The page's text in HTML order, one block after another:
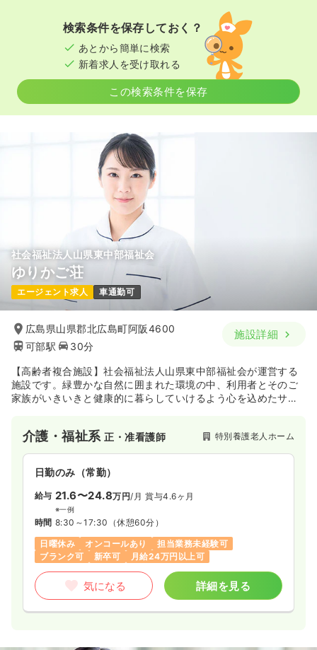
検索条件を保存しておく？
あとから簡単に検索
新着求人を受け取れる
この検索条件を保存
社会福祉法人山県東中部福祉会
ゆりかご荘
エージェント求人 車通勤可
広島県山県郡北広島町阿阪4600
可部駅
30分
施設詳細
【高齢者複合施設】社会福祉法人山県東中部福祉会が運営する
施設です。緑豊かな自然に囲まれた環境の中、利用者とそのご
家族がいきいきと健康的に暮らしていけるよう心を込めたサー
が併設されております。
介護・福祉系正・准看護師 特別養護老人ホーム
日勤のみ（常勤）
給与 21.6〜24.8万円/月 賞与4.6ヶ月
※一例
時間 8:30～17:30 （休憩60分）
日曜休み
オンコールあり
担当業務未経験可
ブランク可
新卒可 月給24万円以上可
気になる 詳細を見る